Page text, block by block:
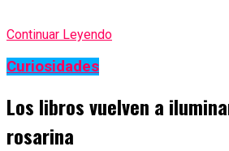
Continuar Leyendo
Curiosidades
Los libros vuelven a
rosarina